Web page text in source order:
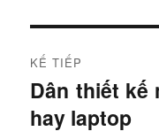
ớ
n
ư
:
KẾ TIẾP
B
à
Dân thiết kế
hay laptop